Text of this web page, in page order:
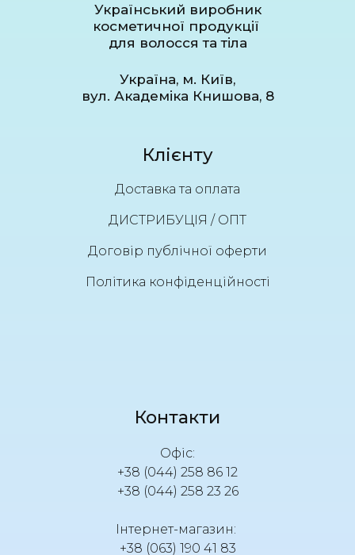
Український виробник
косметичної продукції
для волосся та тіла
Україна, м. Київ,
вул. Академіка Книшова, 8
Клієнту
Доставка та оплата
ДИСТРИБУЦІЯ / ОПТ
Договір публічної оферти
Політика конфіденційності
Контакти
Офіс:
+38 (044) 258 86 12
+38 (044) 258 23 26
Інтернет-магазин:
+38 (063) 190 41 83